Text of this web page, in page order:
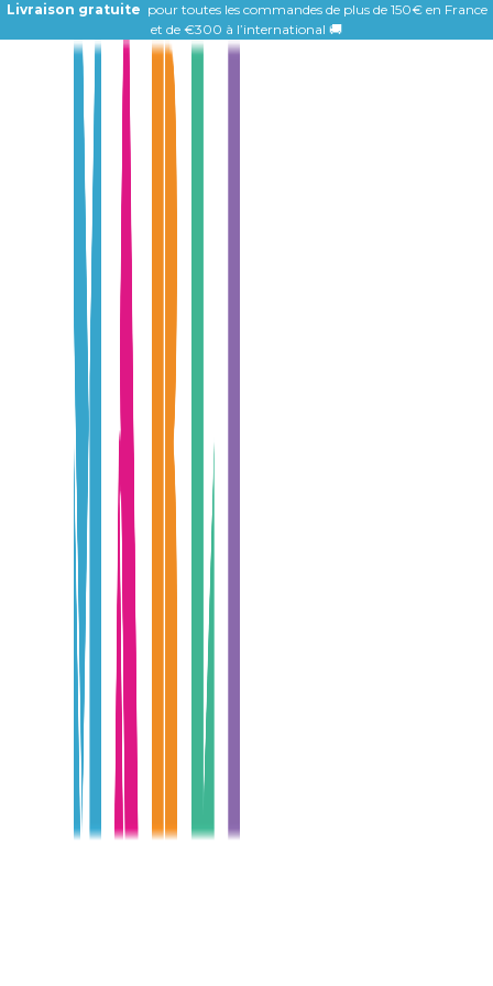
Livraison gratuite pour toutes les commandes de plus de 150€ en France
et de €300 à l’international 🚚